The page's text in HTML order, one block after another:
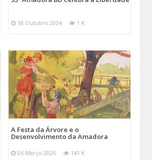
18 Outubro 2024 1 K
A Festa da Árvore e o
Desenvolvimento da Amadora
06 Março 2026 141 K